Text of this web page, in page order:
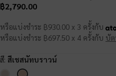
฿2,790.00
หรือแบ่งชำระ ฿930.00 x 3 ครั้งกับ
หรือแบ่งชำระ ฿697.50 x 4 ครั้งกับ บัต
สี: สีเชสนัทบราวน์